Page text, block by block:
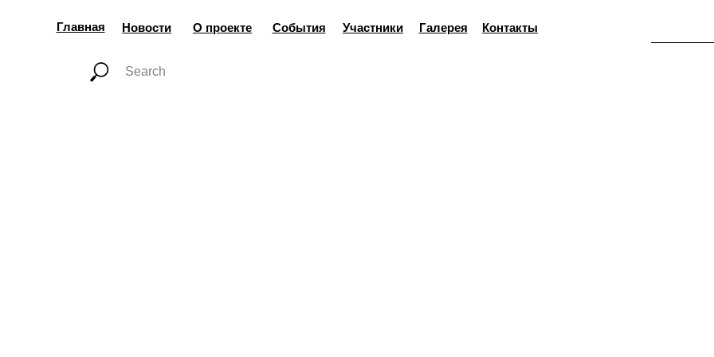
О проекте События Участники Галерея Контакты
Главная Новости